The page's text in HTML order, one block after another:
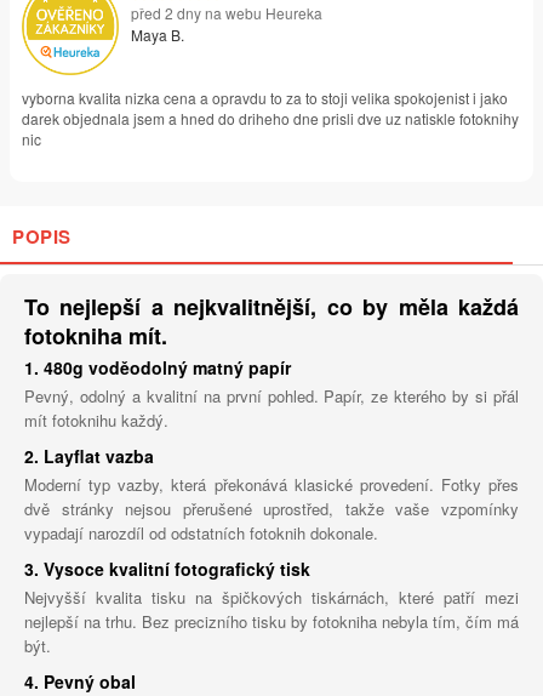
před 2 dny na webu Heureka
Maya B.
vyborna kvalita nizka cena a opravdu to za to stoji velika spokojenist i jako
darek objednala jsem a hned do driheho dne prisli dve uz natiskle fotoknihy
nic
POPIS
To nejlepší a nejkvalitnější, co by měla každá
fotokniha mít.
1. 480g voděodolný matný papír
Pevný, odolný a kvalitní na první pohled. Papír, ze kterého by si přál
mít fotoknihu každý.
2. Layflat vazba
Moderní typ vazby, která překonává klasické provedení. Fotky přes
dvě stránky nejsou přerušené uprostřed, takže vaše vzpomínky
vypadají narozdíl od odstatních fotoknih dokonale.
3. Vysoce kvalitní fotografický tisk
Nejvyšší kvalita tisku na špičkových tiskárnách, které patří mezi
nejlepší na trhu. Bez precizního tisku by fotokniha nebyla tím, čím má
být.
4. Pevný obal